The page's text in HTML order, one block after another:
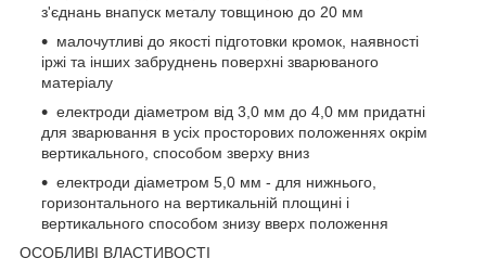
з'єднань внапуск металу товщиною до 20 мм
малочутливі до якості підготовки кромок, наявності
іржі та інших забруднень поверхні зварюваного
матеріалу
електроди діаметром від 3,0 мм до 4,0 мм придатні
для зварювання в усіх просторових положеннях окрім
вертикального, способом зверху вниз
електроди діаметром 5,0 мм - для нижнього,
горизонтального на вертикальній площині і
вертикального способом знизу вверх положення
ОСОБЛИВІ ВЛАСТИВОСТІ